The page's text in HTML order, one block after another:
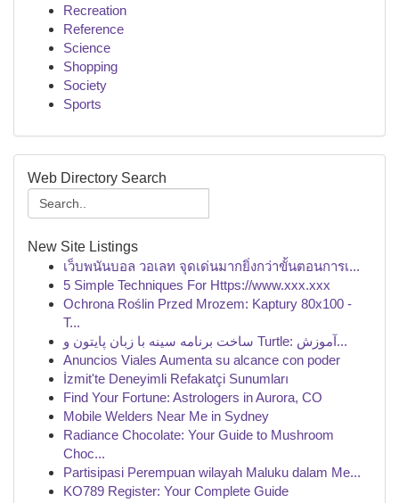
Recreation
Reference
Science
Shopping
Society
Sports
Web Directory Search
New Site Listings
เว็บพนันบอล วอเลท จุดเด่นมากยิ่งกว่าขั้นตอนการเ...
5 Simple Techniques For Https://www.xxx.xxx
Ochrona Roślin Przed Mrozem: Kaptury 80x100 -
T...
ساخت برنامه سینه با زبان پایتون و Turtle: آموزش...
Anuncios Viales Aumenta su alcance con poder
İzmit'te Deneyimli Refakatçi Sunumları
Find Your Fortune: Astrologers in Aurora, CO
Mobile Welders Near Me in Sydney
Radiance Chocolate: Your Guide to Mushroom
Choc...
Partisipasi Perempuan wilayah Maluku dalam Me...
KO789 Register: Your Complete Guide